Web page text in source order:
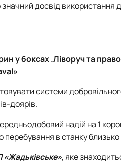
досвід використання
у боксах .Ліворуч та
системи
доярів.
надій на 1
перебування в станку
, яке